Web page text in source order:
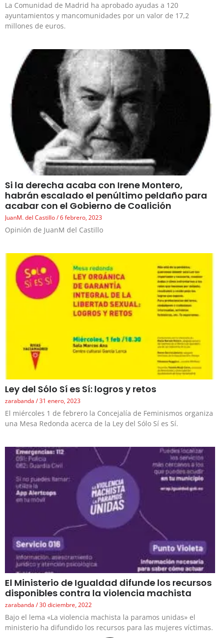
La Comunidad de Madrid ha aprobado ayudas a 120
ayuntamientos y mancomunidades por un valor de 17,2
millones de euros.
Si la derecha acaba con Irene Montero,
habrán escalado el penúltimo peldaño para
acabar con el Gobierno de Coalición
JuanM. del Castillo 6 febrero, 2023
Opinión de JuanM del Castillo
Ley del Sólo Sí es Sí: logros y retos
zarabanda 31 enero, 2023
El miércoles 1 de febrero la Concejalía de Feminismos organiza
una Mesa Redonda acerca de la Ley del Sólo Sí es Sí.
El Ministerio de Igualdad difunde los recursos
disponibles contra la violencia machista
zarabanda 30 diciembre, 2022
Bajo el lema «La violencia machista la paramos unidas» el
ministerio ha difundido los recursos para las mujeres víctimas.